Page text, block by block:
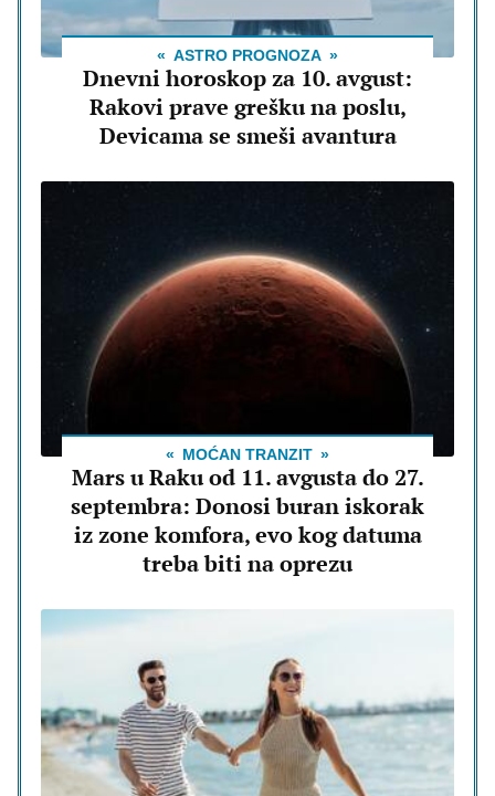
ASTRO PROGNOZA
Dnevni horoskop za 10. avgust:
Rakovi prave grešku na poslu,
Devicama se smeši avantura
MOĆAN TRANZIT
Mars u Raku od 11. avgusta do 27.
septembra: Donosi buran iskorak
iz zone komfora, evo kog datuma
treba biti na oprezu